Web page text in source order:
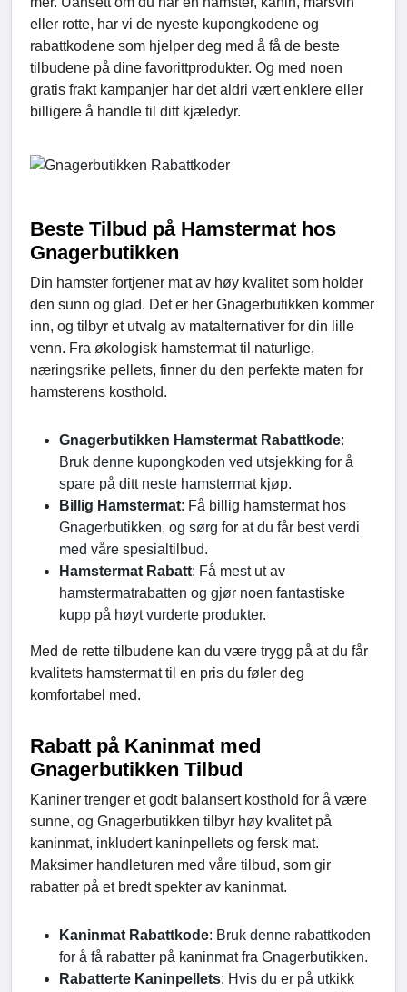
eller rotte, har vi de nyeste kupongkodene og
rabattkodene som hjelper deg med å få de beste
tilbudene på dine favorittprodukter. Og med noen
gratis frakt kampanjer har det aldri vært enklere eller
billigere å handle til ditt kjæledyr.
Beste Tilbud på Hamstermat hos
Gnagerbutikken
Din hamster fortjener mat av høy kvalitet som holder
den sunn og glad. Det er her Gnagerbutikken kommer
inn, og tilbyr et utvalg av matalternativer for din lille
venn. Fra økologisk hamstermat til naturlige,
næringsrike pellets, finner du den perfekte maten for
hamsterens kosthold.
Gnagerbutikken Hamstermat Rabattkode:
Bruk denne kupongkoden ved utsjekking for å
spare på ditt neste hamstermat kjøp.
Billig Hamstermat: Få billig hamstermat hos
Gnagerbutikken, og sørg for at du får best verdi
med våre spesialtilbud.
Hamstermat Rabatt: Få mest ut av
hamstermatrabatten og gjør noen fantastiske
kupp på høyt vurderte produkter.
Med de rette tilbudene kan du være trygg på at du får
kvalitets hamstermat til en pris du føler deg
komfortabel med.
Rabatt på Kaninmat med
Gnagerbutikken Tilbud
Kaniner trenger et godt balansert kosthold for å være
sunne, og Gnagerbutikken tilbyr høy kvalitet på
kaninmat, inkludert kaninpellets og fersk mat.
Maksimer handleturen med våre tilbud, som gir
rabatter på et bredt spekter av kaninmat.
Kaninmat Rabattkode: Bruk denne rabattkoden
for å få rabatter på kaninmat fra Gnagerbutikken.
Rabatterte Kaninpellets: Hvis du er på utkikk